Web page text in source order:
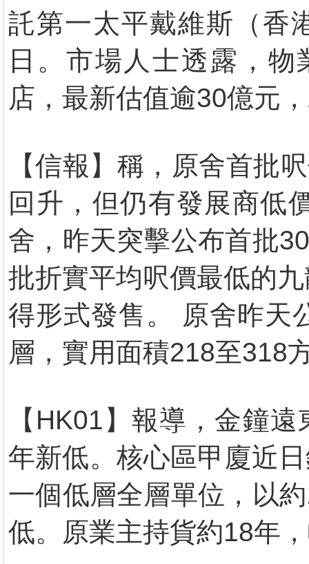
託第一太平戴維斯（香
日。市場人士透露，
店，最新估值逾30億元
【信報】稱，原舍首批
回升，但仍有發展商低
舍，昨天突擊公布首批
批折實平均呎價最低的
得形式發售。 原舍昨天
層，實用面積218至318
【HK01】報導，金鐘
年新低。核心區甲廈近
一個低層全層單位，以
低。原業主持貨約18年